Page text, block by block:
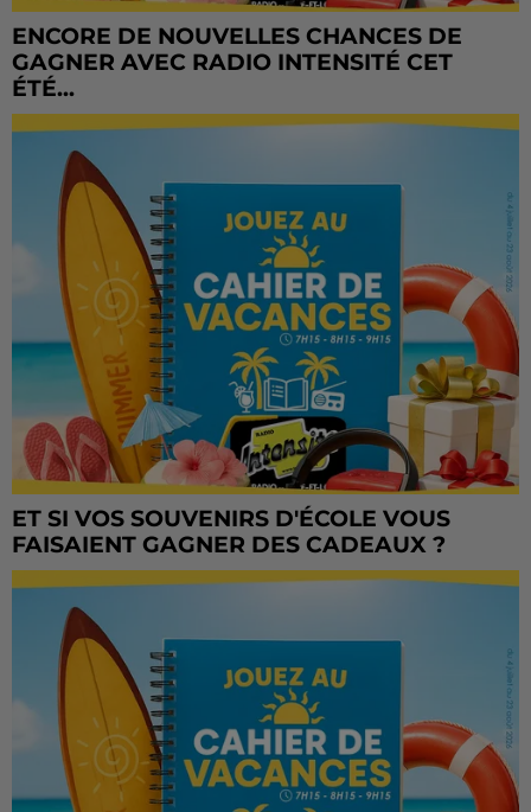
ENCORE DE NOUVELLES CHANCES DE
GAGNER AVEC RADIO INTENSITÉ CET
ÉTÉ...
ET SI VOS SOUVENIRS D'ÉCOLE VOUS
FAISAIENT GAGNER DES CADEAUX ?